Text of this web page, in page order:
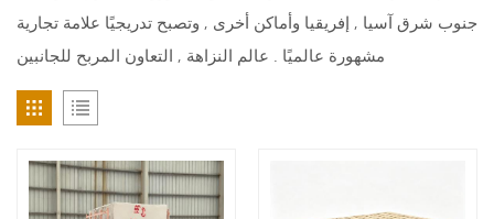
جنوب شرق آسيا , إفريقيا وأماكن أخرى , وتصبح تدريجيًا علامة تجارية
مشهورة عالميًا . عالم النزاهة , التعاون المربح للجانبين